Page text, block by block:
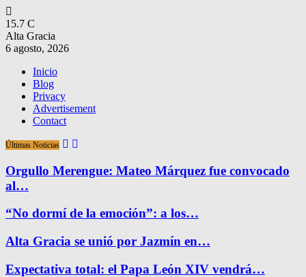
15.7 C
Alta Gracia
6 agosto, 2026
Inicio
Blog
Privacy
Advertisement
Contact
Últimas Noticias
Orgullo Merengue: Mateo Márquez fue convocado
al…
“No dormí de la emoción”: a los…
Alta Gracia se unió por Jazmín en…
Expectativa total: el Papa León XIV vendrá…